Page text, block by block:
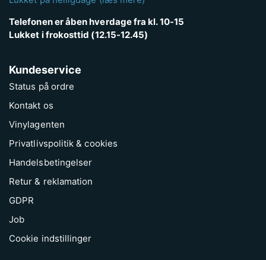
Telefonen er åben hverdage fra kl. 10-15
Lukket i frokosttid (12.15-12.45)
Kundeservice
Status på ordre
Kontakt os
Vinylagenten
Privatlivspolitik & cookies
Handelsbetingelser
Retur & reklamation
GDPR
Job
Cookie indstillinger